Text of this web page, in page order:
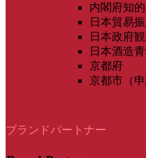
内閣府知
日本貿易
日本政府
日本酒造
京都府
京都市（申
ブランドパートナー